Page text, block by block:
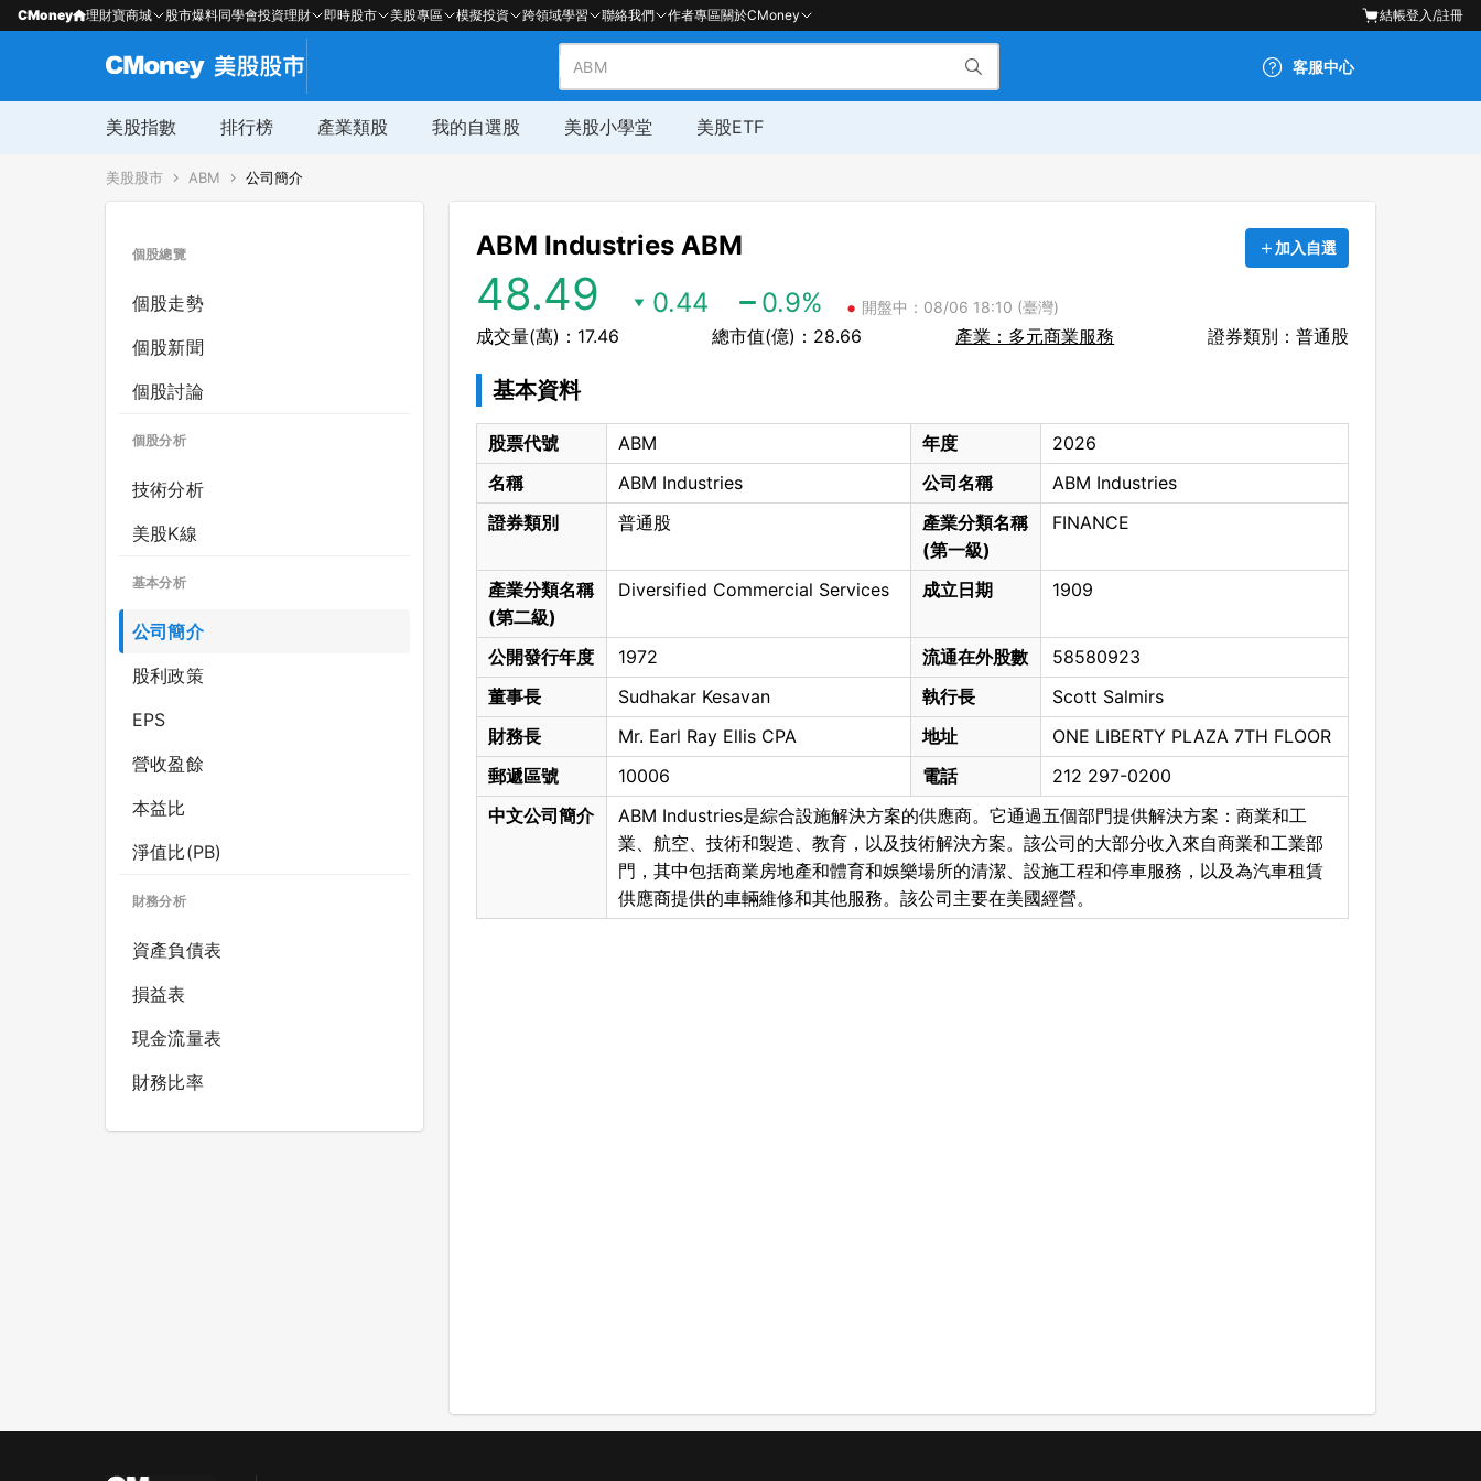
CMoney 理財寶商城 股市爆料同學會投資理財 即時股市 美股專區 模擬投資 跨領域學習 聯絡我們 作者專區關於CMoney 結帳登入/註冊
客服中心
美股指數 排行榜 產業類股 我的自選股 美股小學堂 美股ETF
美股股市 ABM 公司簡介
個股總覽
個股走勢
個股新聞
個股討論
個股分析
技術分析
美股K線
基本分析
公司簡介
股利政策
EPS
營收盈餘
本益比
淨值比(PB)
財務分析
資產負債表
損益表
現金流量表
財務比率
ABM Industries ABM 加入自選
48.49 0.44 0.9% • 開盤中：08/06 18:10 (臺灣)
成交量(萬)：17.46 總市值(億)：28.66 產業：多元商業服務 證券類別：普通股
基本資料
股票代號 ABM 年度
2026
名稱
ABM Industries 公司名稱
ABM Industries
證券類別
普通股
產業分類名稱
(第一級)
FINANCE
產業分類名稱
(第二級)
Diversified Commercial Services 成立日期 1909
公開發行年度 1972 流通在外股數
58580923
董事長
Sudhakar Kesavan 執行長
Scott Salmirs
財務長
Mr. Earl Ray Ellis CPA 地址
ONE LIBERTY PLAZA 7TH FLOOR
郵遞區號
10006 電話
212 297-0200
中文公司簡介
ABM Industries是綜合設施解決方案的供應商。它通過五個部門提供解決方案：商業和工
業、航空、技術和製造、教育，以及技術解決方案。該公司的大部分收入來自商業和工業部
門，其中包括商業房地產和體育和娛樂場所的清潔、設施工程和停車服務，以及為汽車租賃
供應商提供的車輛維修和其他服務。該公司主要在美國經營。